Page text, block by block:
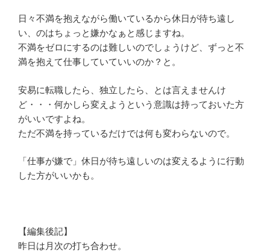
日々不満を抱えながら働いているから休日が待ち遠し
い、のはちょっと嫌かなぁと感じますね。
不満をゼロにするのは難しいのでしょうけど、ずっと不
満を抱えて仕事していていいのか？と。
安易に転職したら、独立したら、とは言えませんけ
ど・・・何かしら変えようという意識は持っておいた方
がいいですよね。
ただ不満を持っているだけでは何も変わらないので。
「仕事が嫌で」休日が待ち遠しいのは変えるように行動
した方がいいかも。
【編集後記】
昨日は月次の打ち合わせ。